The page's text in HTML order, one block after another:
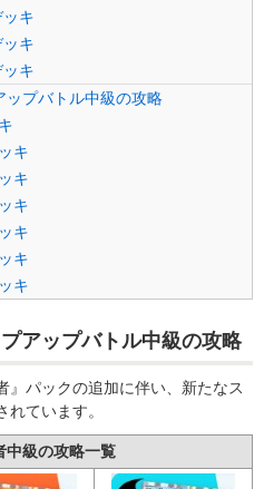
キ
キ
キ
ップバトル中級の攻略
キ
キ
キ
キ
キ
キ
アップバトル中級の攻略
』パックの追加に伴い、新たなス
ています。
中級の攻略一覧